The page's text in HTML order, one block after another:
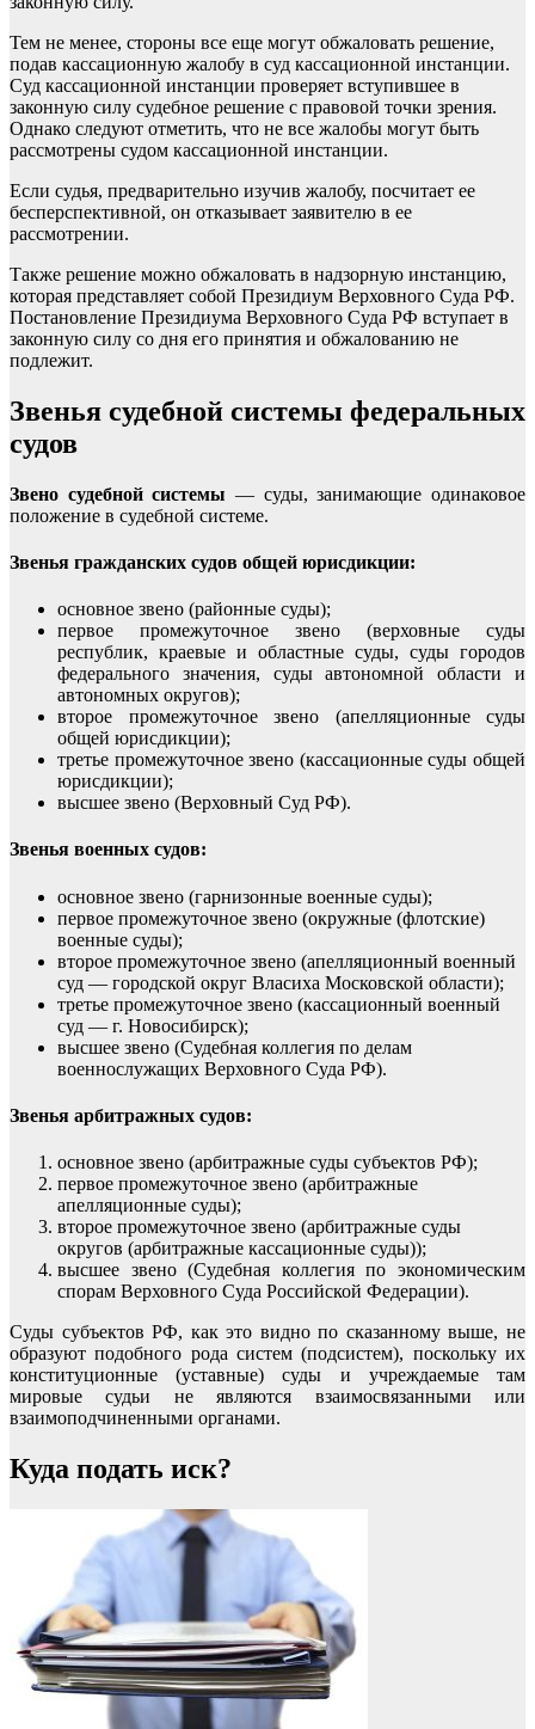
Тем не менее, стороны все еще могут обжаловать решение,
подав кассационную жалобу в суд кассационной инстанции.
Суд кассационной инстанции проверяет вступившее в
законную силу судебное решение с правовой точки зрения.
Однако следуют отметить, что не все жалобы могут быть
рассмотрены судом кассационной инстанции.
Если судья, предварительно изучив жалобу, посчитает ее
бесперспективной, он отказывает заявителю в ее
рассмотрении.
Также решение можно обжаловать в надзорную инстанцию,
которая представляет собой Президиум Верховного Суда РФ.
Постановление Президиума Верховного Суда РФ вступает в
законную силу со дня его принятия и обжалованию не
подлежит.
Звенья судебной системы федеральных
судов
Звено судебной системы — суды, за­нимающие одинаковое
положение в судебной системе.
Звенья гражданских судов общей юрис­дикции:
основное звено (районные суды);
первое промежуточное звено (верховные суды
республик, краевые и област­ные суды, суды городов
федерального значения, суды автономной об­ласти и
автономных округов);
второе промежуточное звено (апелляционные суды
общей юрисдикции);
третье промежуточное звено (кассационные суды общей
юрисдикции);
высшее звено (Верховный Суд РФ).
Звенья военных судов:
основное звено (гарнизонные военные суды);
первое промежуточное звено (окружные (флотские)
военные суды);
второе промежуточное звено (апелляционный военный
суд — городской округ Власиха Московской области);
третье промежуточное звено (кассационный военный
суд — г. Новосибирск);
высшее звено (Судебная коллегия по делам
военнослужащих Верховного Суда РФ).
Звенья арбит­ражных судов:
основное звено (арбитражные суды субъектов РФ);
первое промежуточное звено (арбитражные
апелляционные суды);
второе промежуточное звено (арбитражные суды
округов (арбитражные кассационные суды));
высшее звено (Судебная коллегия по экономическим
спорам Верховного Суда Российской Федерации).
Суды субъектов РФ, как это видно по сказанному выше, не
образуют подобного рода систем (подсистем), поскольку их
кон­ституционные (уставные) суды и учреждаемые там
мировые судьи не являются взаимосвязанными или
взаимоподчиненными органами.
Куда подать иск?